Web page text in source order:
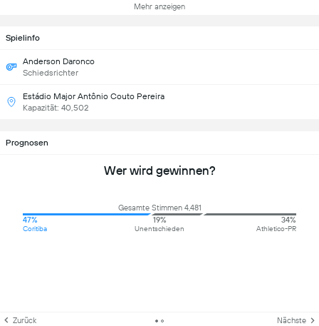
Mehr anzeigen
Spielinfo
Anderson Daronco
Schiedsrichter
Estádio Major Antônio Couto Pereira
Kapazität: 40,502
Prognosen
Wer wird gewinnen?
Gesamte Stimmen 4,481
47%
Coritiba
19%
Unentschieden
34%
Athletico-PR
Zurück Nächste